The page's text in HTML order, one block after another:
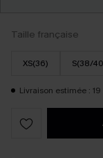
Taille française
XS(36) S(38/
Livraison estimée :